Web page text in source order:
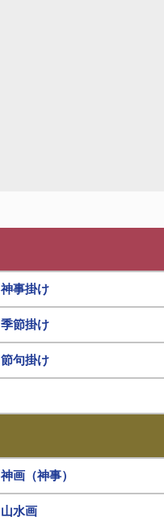
神事掛け
季節掛け
節句掛け
神画（神事）
山水画